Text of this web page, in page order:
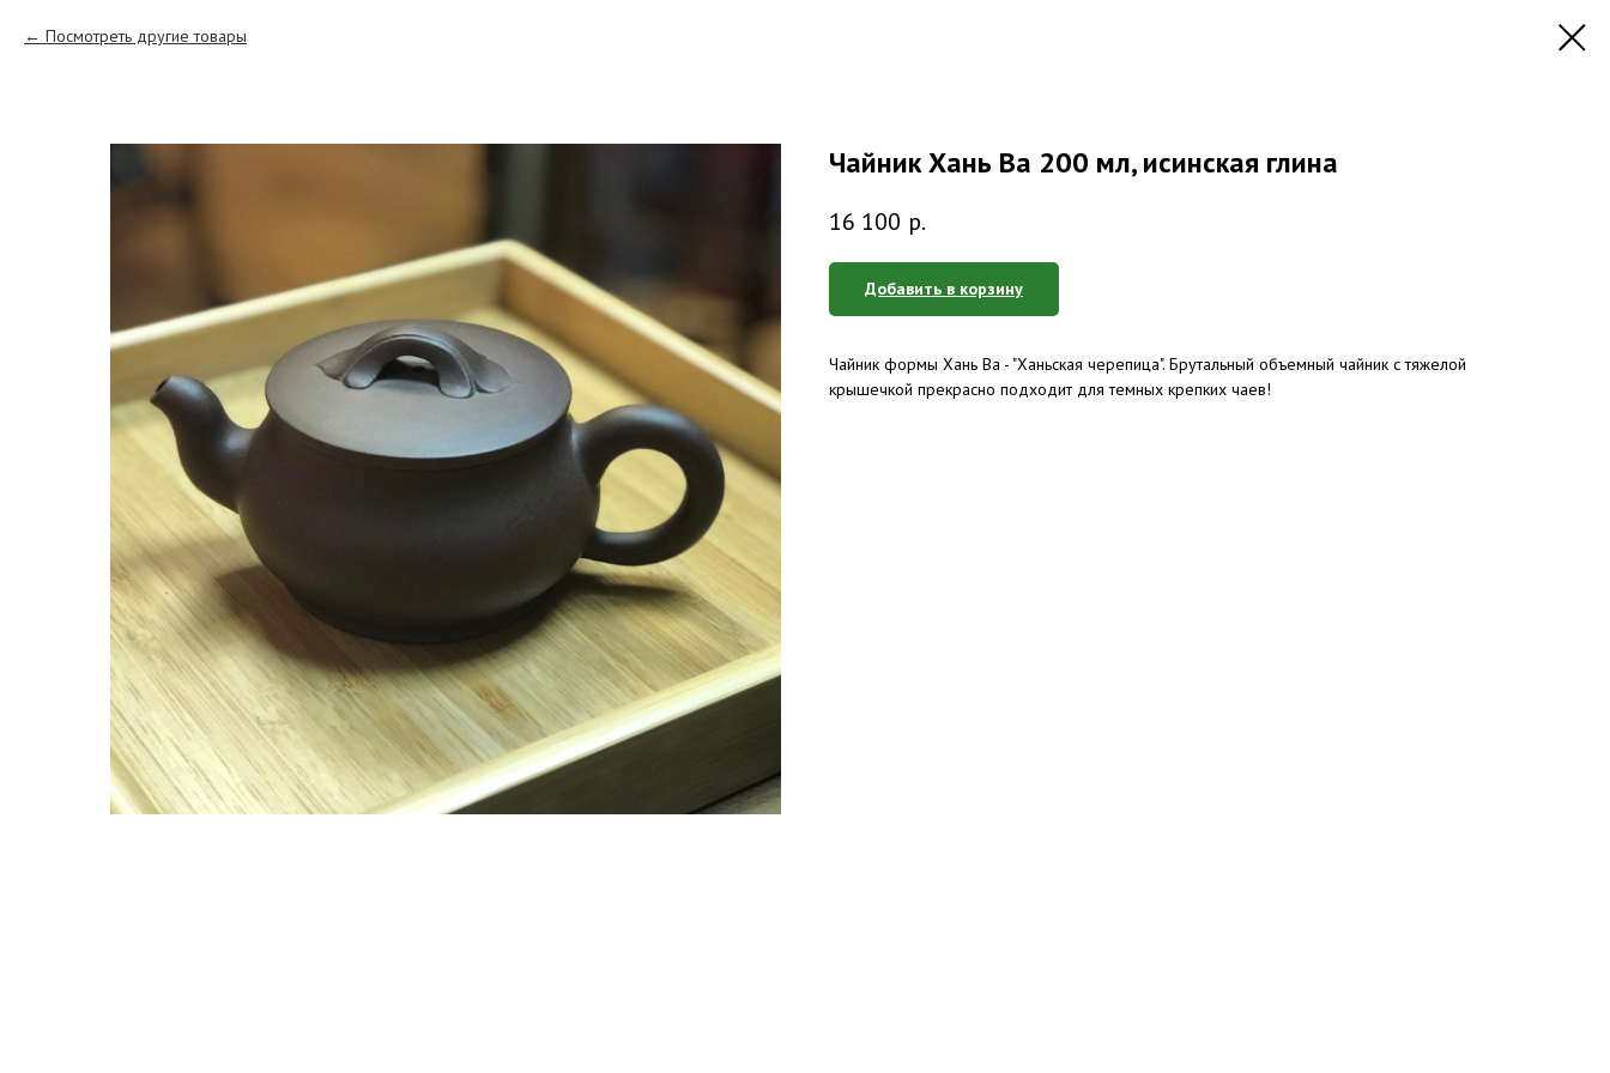
Посмотреть другие товары
Чайник Хань Ва 200 мл, исинская глина
16 100 р.
Добавить в корзину
Чайник формы Хань Ва - "Ханьская черепица". Брутальный объемный чайник с тяжелой
крышечкой прекрасно подходит для темных крепких чаев!